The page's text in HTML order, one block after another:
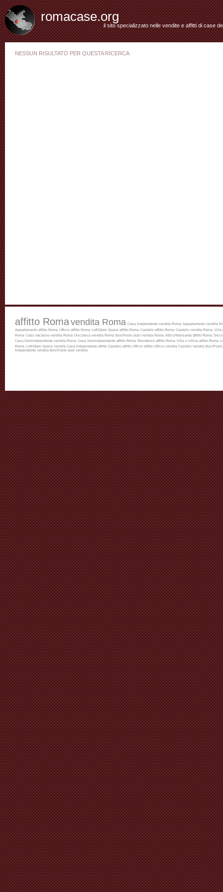
romacase.org
il sito specializzato nelle vendite e affitti di case
NESSUN RISULTATO PER QUESTA RICERCA
affitto Romavendita Roma Casa Indipendente vendita Roma Appartamento vendita
Appartamento affitto Roma
Ufficio affitto Roma Loft/Open Space affitto Roma Castello affitto Roma Castello vendita Roma Villa
Roma Casa Vacanze vendita Roma Discoteca vendita Roma Box/Posto auto vendita Roma Attico/Mansarda affitto Roma
Casa Semindipendente vendita Roma Casa Semindipendente affitto Roma Residence affitto Roma Villa o villino affitto Roma
Roma
Loft/Open Space vendita Casa Indipendente affitto Castello affitto Ufficio affitto Ufficio vendita Castello vendita Box/
Indipendente vendita Box/Posto auto vendita